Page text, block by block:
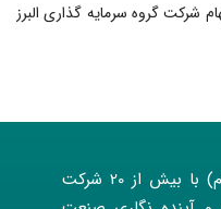
شرکت گروه سرمایه گذاری البرز
شرکت گروه دارویی برکت (سهامی عام) با بیش از 20 شرکت